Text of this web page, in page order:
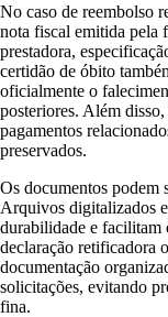
No caso de reembolso
nota fiscal emitida pela
prestadora,
certidão de óbito
oficialmente o
posteriores. Além
pagamentos
preservados.
Os documentos podem
Arquivos digitalizados
durabilidade e facilitam
declaração retificadora
documentação
solicitações, evitando
fina.